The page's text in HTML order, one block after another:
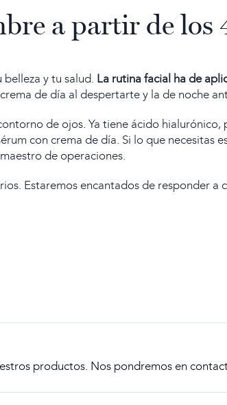
a partir de los
y tu salud. La rutina facial ha de
de día al despertarte y la de noche
de ojos.Ya tiene ácido
con crema de día. Si lo que necesitas
de operaciones.
Estaremos encantados de responder a
productos. Nos pondremos en